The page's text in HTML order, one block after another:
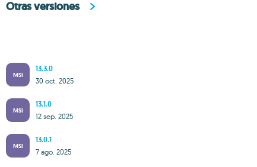
Otras versiones
MSI
13.3.0
30 oct. 2025
MSI
13.1.0
12 sep. 2025
MSI
13.0.1
7 ago. 2025